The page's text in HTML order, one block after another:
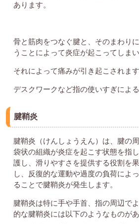
あります。
骨と筋肉をつなぐ腱と、そのまわり
うことによって炎症が起こってしまい
それによって痛みが引き起こされます
デスクワークなど指の使いすぎによ
腱鞘炎
腱鞘炎（けんしょうえん）は、腱の
袋状の組織が炎症を起こす状態を指
護し、滑りやすさを提供する役割を
し、反復的な運動や過度の負荷によ
ることで腱鞘炎が発生します。
腱鞘炎は特に手や手首、指の周辺で
的な腱鞘炎には以下のようなものが